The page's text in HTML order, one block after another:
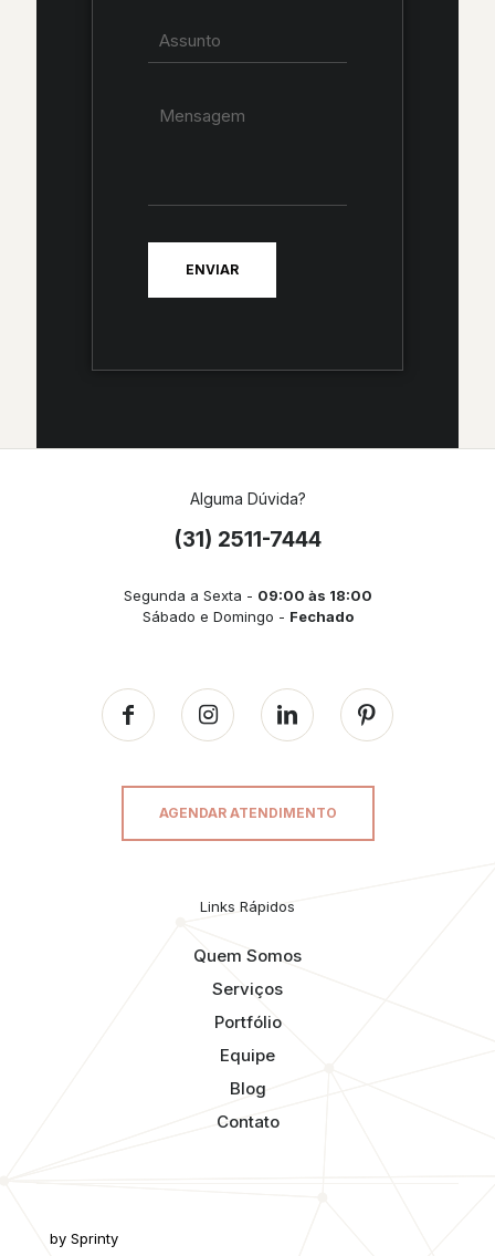
Alguma Dúvida?
(31) 2511-7444
Segunda a Sexta - 09:00 às 18:00
Sábado e Domingo - Fechado
AGENDAR ATENDIMENTO
Links Rápidos
Quem Somos
Serviços
Portfólio
Equipe
Blog
Contato
by Sprinty